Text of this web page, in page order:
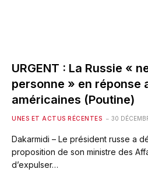
URGENT : La Russie «
personne » en réponse
américaines (Poutine)
UNES ET ACTUS RÉCENTES 30
Dakarmidi – Le président russe a
proposition de son ministre des
d’expulser…